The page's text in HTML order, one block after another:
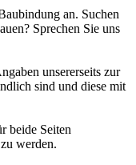
an. Suchen
Sprechen Sie uns
unsererseits zur
sind und diese mit
beide Seiten
werden.